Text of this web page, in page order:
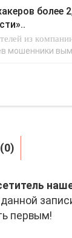
из
мошенники
первым!